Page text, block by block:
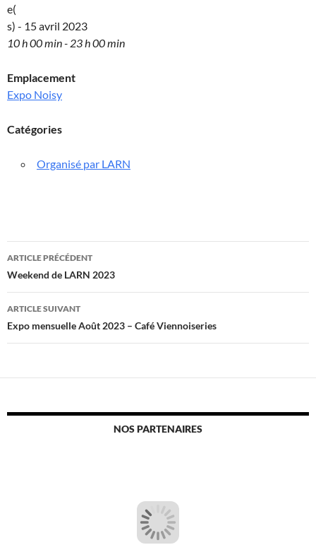
e(
s) - 15 avril 2023
10 h 00 min - 23 h 00 min
Emplacement
Expo Noisy
Catégories
Organisé par LARN
Navigation
des
articles
ARTICLE PRÉCÉDENT
Weekend de LARN 2023
ARTICLE SUIVANT
Expo mensuelle Août 2023 – Café Viennoiseries
NOS PARTENAIRES